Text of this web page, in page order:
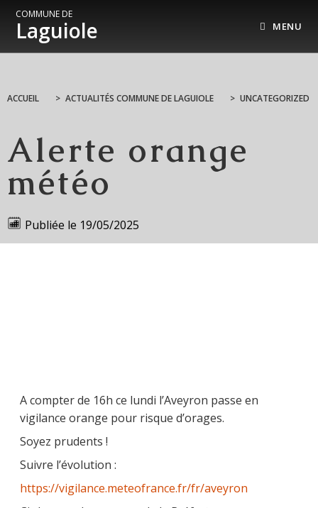
COMMUNE DE
Laguiole MENU
ACCUEIL > ACTUALITÉS COMMUNE DE LAGUIOLE > UNCATEGORIZED
Alerte orange
météo
Publiée le 19/05/2025
A compter de 16h ce lundi l’Aveyron passe en
vigilance orange pour risque d’orages.
Soyez prudents !
Suivre l’évolution :
https://vigilance.meteofrance.fr/fr/aveyron